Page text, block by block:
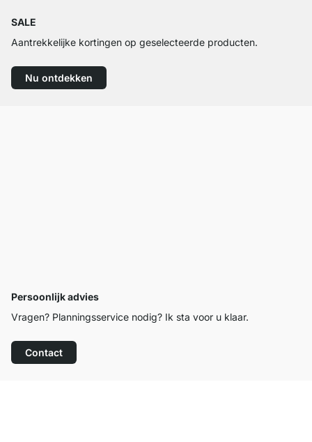
SALE
Aantrekkelijke kortingen op geselecteerde producten.
Nu ontdekken
Persoonlijk advies
Vragen? Planningsservice nodig? Ik sta voor u klaar.
Contact